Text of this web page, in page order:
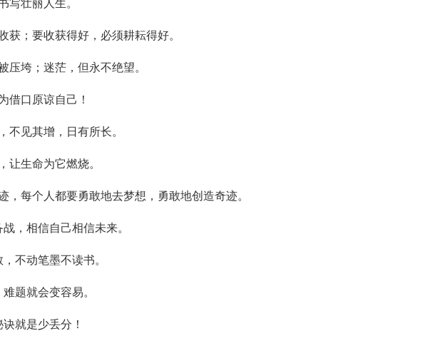
写壮丽人生。
获；要收获得好，必须耕耘得好。
压垮；迷茫，但永不绝望。
借口原谅自己！
不见其增，日有所长。
让生命为它燃烧。
，每个人都要勇敢地去梦想，勇敢地创造奇迹。
，相信自己相信未来。
不动笔墨不读书。
题就会变容易。
就是少丢分！